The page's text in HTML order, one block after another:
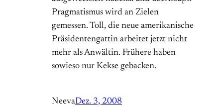
Pragmatismus wird an Zielen
gemessen. Toll, die neue amerikanische
Präsidentengattin arbeitet jetzt nicht
mehr als Anwältin. Frühere haben
sowieso nur Kekse gebacken.
NeevaDez. 3, 2008